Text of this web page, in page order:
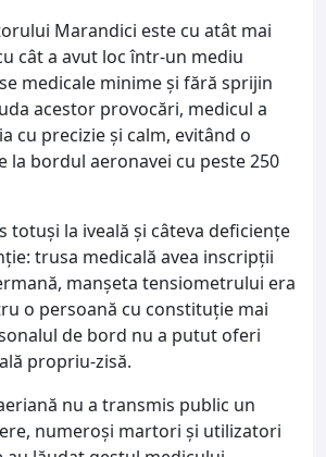
Marandici este cu atât mai
cât a avut loc într-un mediu
medicale minime și fără sprijin
acestor provocări, medicul a
cu precizie și calm, evitând o
la bordul aeronavei cu peste 250
totuși la iveală și câteva deficiențe
trusa medicală avea inscripții
manșeta tensiometrului era
o persoană cu constituție mai
de bord nu a putut oferi
propriu-zisă.
nu a transmis public un
numeroși martori și utilizatori